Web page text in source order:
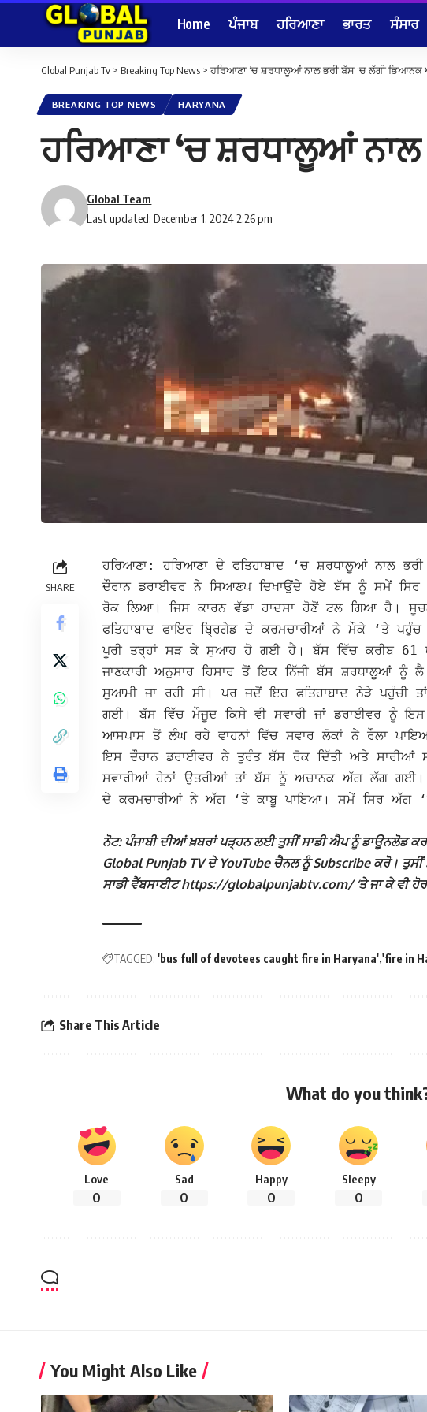
Home ਪੰਜਾਬ ਹਰਿਆਣਾ ਭਾਰਤ ਸੰਸਾਰ
Global Punjab Tv > Breaking Top News > ਹਰਿਆਣਾ ‘ਚ ਸ਼ਰਧਾਲੂਆਂ ਨਾਲ ਭਰੀ ਬੱਸ ‘ਚ ਲੱਗੀ
BREAKING TOP NEWS HARYANA
ਹਰਿਆਣਾ ‘ਚ ਸ਼ਰਧਾਲੂਆਂ
Last updated: December 1, 2024 2:26 pm
Global Team
SHARE
ਹਰਿਆਣਾ: ਹਰਿਆਣਾ ਦੇ ਫਤਿਹਾਬਾਦ ‘ਚ ਸ਼ਰਧਾਲੂਆਂ
ਦੌਰਾਨ ਡਰਾਈਵਰ ਨੇ ਸਿਆਣਪ ਦਿਖਾਉਂਦੇ ਹੋਏ ਬੱਸ ਨੂੰ ਸਮੇਂ ਸਿਰ
ਰੋਕ ਲਿਆ। ਜਿਸ ਕਾਰਨ ਵੱਡਾ ਹਾਦਸਾ ਹੋਣੋਂ ਟਲ ਗਿਆ ਹੈ।
ਫਤਿਹਾਬਾਦ ਫਾਇਰ ਬ੍ਰਿਗੇਡ ਦੇ ਕਰਮਚਾਰੀਆਂ ਨੇ ਮੌਕੇ ‘ਤੇ
ਪੂਰੀ ਤਰ੍ਹਾਂ ਸੜ ਕੇ ਸੁਆਹ ਹੋ ਗਈ ਹੈ। ਬੱਸ ਵਿੱਚ ਕਰੀਬ 61
ਜਾਣਕਾਰੀ ਅਨੁਸਾਰ ਹਿਸਾਰ ਤੋਂ ਇਕ ਨਿੱਜੀ ਬੱਸ ਸ਼ਰਧਾਲੂਆਂ ਨੂੰ
ਸੁਆਮੀ ਜਾ ਰਹੀ ਸੀ। ਪਰ ਜਦੋਂ ਇਹ ਫਤਿਹਾਬਾਦ ਨੇੜੇ
ਗਈ।ਬੱਸ ਵਿੱਚ ਮੌਜੂਦ ਕਿਸੇ ਵੀ ਸਵਾਰੀ ਜਾਂ ਡਰਾਈਵਰ ਨੂੰ
ਆਸਪਾਸ ਤੋਂ ਲੰਘ ਰਹੇ ਵਾਹਨਾਂ ਵਿੱਚ ਸਵਾਰ ਲੋਕਾਂ ਨੇ ਰੌਲਾ
ਇਸ ਦੌਰਾਨ ਡਰਾਈਵਰ ਨੇ ਤੁਰੰਤ ਬੱਸ ਰੋਕ ਦਿੱਤੀ ਅਤੇ ਸਾਰੀਆਂ
ਸਵਾਰੀਆਂ ਹੇਠਾਂ ਉਤਰੀਆਂ ਤਾਂ ਬੱਸ ਨੂੰ ਅਚਾਨਕ ਅੱਗ ਲੱਗ
ਦੇ ਕਰਮਚਾਰੀਆਂ ਨੇ ਅੱਗ ‘ਤੇ ਕਾਬੂ ਪਾਇਆ। ਸਮੇਂ ਸਿਰ ਅੱਗ
ਨੋਟ: ਪੰਜਾਬੀ ਦੀਆਂ ਖ਼ਬਰਾਂ ਪੜ੍ਹਨ ਲਈ ਤੁਸੀਂ ਸਾਡੀ ਐਪ ਨੂੰ ਡਾਊਨਲੋਡ
Global Punjab TV ਦੇ YouTube ਚੈਨਲ ਨੂੰ Subscribe ਕਰੋ।
ਸਾਡੀ ਵੈੱਬਸਾਈਟ https://globalpunjabtv.com/ ‘ਤੇ ਜਾ ਕੇ ਵੀ
TAGGED: 'bus full of devotees caught fire in Haryana' 'fire in
Share This Article
What do you
Love
0
Sad
0
Happy
0
Sleepy
0
You Might Also Like